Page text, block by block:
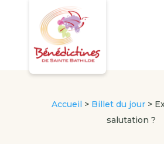
Accueil > Billet du jour>
salutation ?